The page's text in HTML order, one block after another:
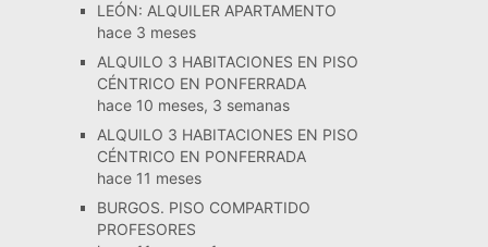
LEÓN: ALQUILER APARTAMENTO
hace 3 meses
ALQUILO 3 HABITACIONES EN PISO
CÉNTRICO EN PONFERRADA
hace 10 meses, 3 semanas
ALQUILO 3 HABITACIONES EN PISO
CÉNTRICO EN PONFERRADA
hace 11 meses
BURGOS. PISO COMPARTIDO
PROFESORES